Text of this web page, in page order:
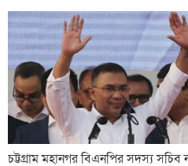
চট্টগ্রাম মহানগর বিএনপির সদস্য সচিব